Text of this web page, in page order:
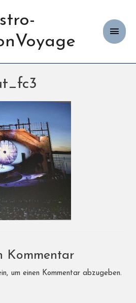
Kommentar
um einen Kommentar abzugeben.